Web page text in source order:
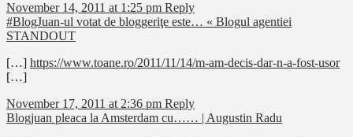
November 14, 2011 at 1:25 pm Reply
#BlogJuan-ul votat de bloggeriţe este… « Blogul agentiei
STANDOUT
[…] https://www.toane.ro/2011/11/14/m-am-decis-dar-n-a-fost-usor
[…]
November 17, 2011 at 2:36 pm Reply
Blogjuan pleaca la Amsterdam cu…… | Augustin Radu